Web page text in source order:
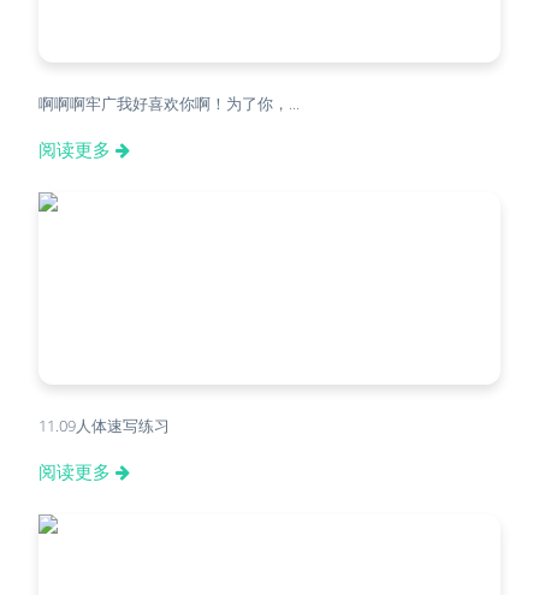
啊啊啊牢广我好喜欢你啊！为了你，...
阅读更多
11.09人体速写练习
阅读更多